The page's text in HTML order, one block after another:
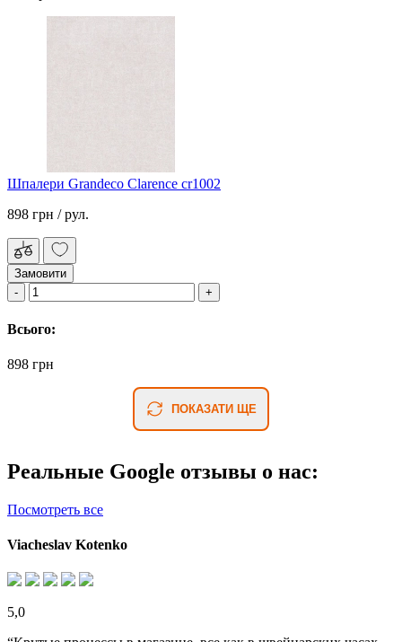
Шпалери Grandeco Clarence cr1002
898 грн / рул.
Замовити
Всього:
898 грн
ПОКАЗАТИ ЩЕ
Реальные Google отзывы о нас:
Посмотреть все
Viacheslav Kotenko
5,0